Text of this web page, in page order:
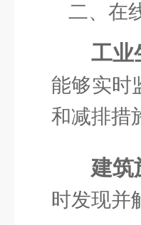
二、在
工业
能够实时
和减排措
建筑
时发现并